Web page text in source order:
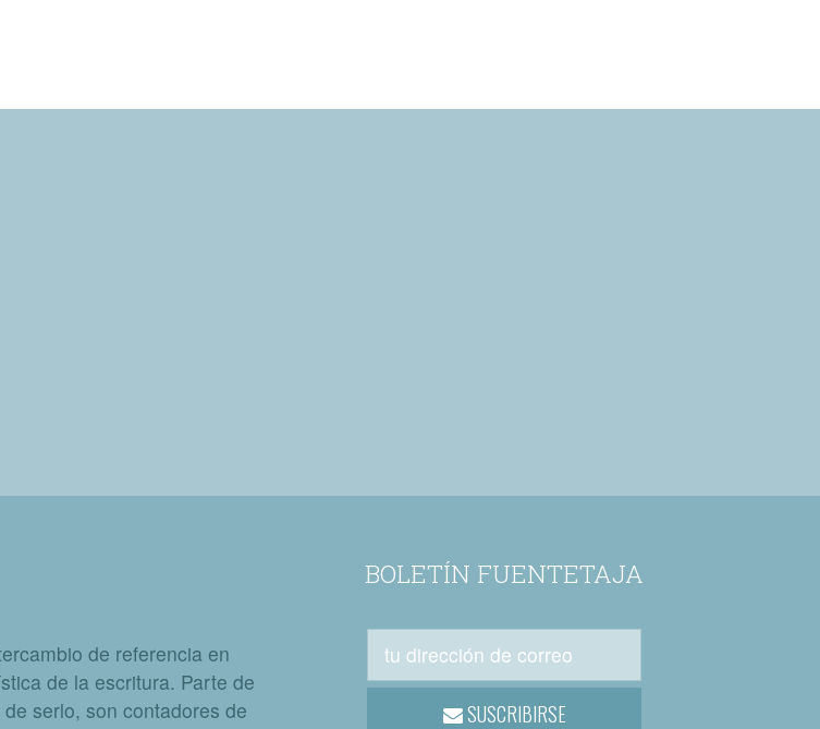
de referencia en
de la escritura. Parte de
serlo, son contadores de
BOLETÍN FUENTETAJA
SUSCRIBIRSE